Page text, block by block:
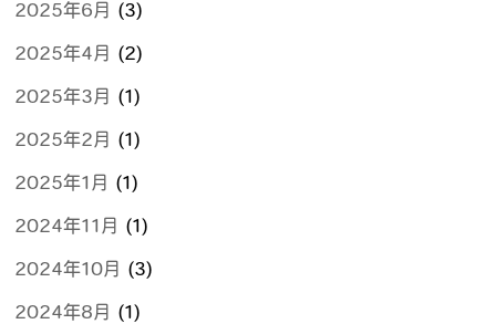
2025年6月 (3)
2025年4月 (2)
2025年3月 (1)
2025年2月 (1)
2025年1月 (1)
2024年11月 (1)
2024年10月 (3)
2024年8月 (1)